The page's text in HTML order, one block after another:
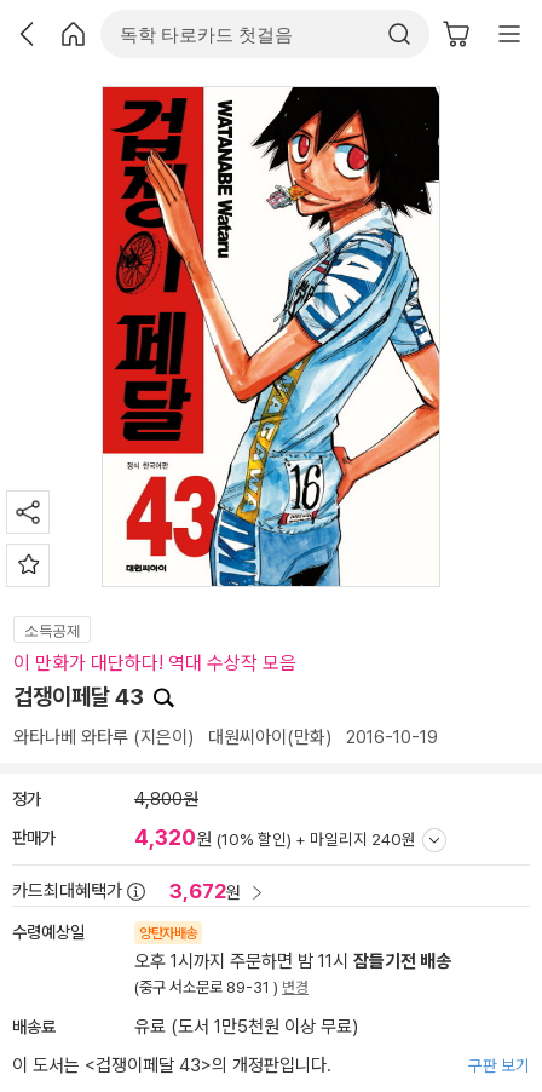
소득공제
이 만화가 대단하다! 역대 수상작 모음
겁쟁이페달 43
와타나베 와타루 (지은이) 대원씨아이(만화) 2016-10-19
정가 4,800원
판매가 4,320원 (10% 할인) + 마일리지 240원
카드최대혜택가 3,672원
수령예상일 양탄자배송
오후 1시까지 주문하면 밤 11시 잠들기전 배송
(중구 서소문로 89-31 ) 변경
배송료
유료 (도서 1만5천원 이상 무료)
이 도서는 <겁쟁이페달 43>의 개정판입니다. 구판 보기